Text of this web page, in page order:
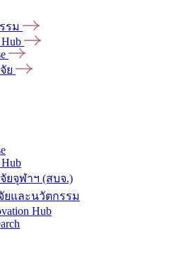
รม
ย
ยจุฬาฯ (สบจ.)
ยและนวัตกรรม
Hub